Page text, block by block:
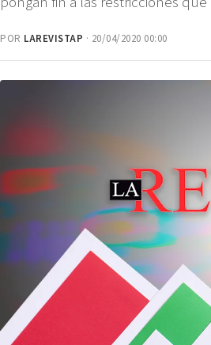
POR LAREVISTAP · 20/04/2020 00:00